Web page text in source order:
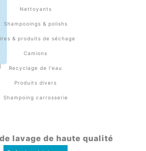
Nettoyants
Shampooings & polishs
& produits de séchage
Camions
Recyclage de l'eau
Produits divers
Shampoing carrosserie
lavage de haute qualité